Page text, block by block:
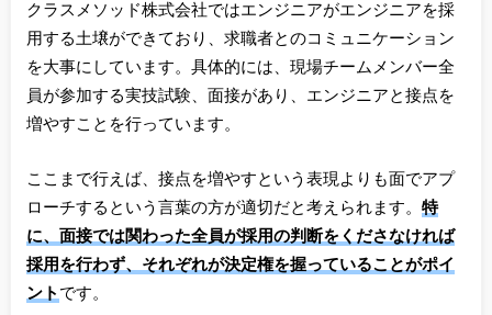
クラスメソッド株式会社ではエンジニアがエンジニアを採
用する土壌ができており、求職者とのコミュニケーション
を大事にしています。具体的には、現場チームメンバー全
員が参加する実技試験、面接があり、エンジニアと接点を
増やすことを行っています。
ここまで行えば、接点を増やすという表現よりも面でアプ
ローチするという言葉の方が適切だと考えられます。 特
に、面接では関わった全員が採用の判断をくださなければ
採用を行わず、それぞれが決定権を握っていることがポイ
ント です。